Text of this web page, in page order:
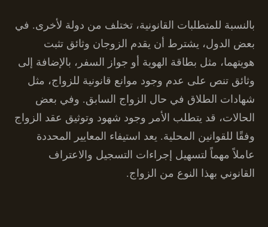
بالنسبة للمتطلبات القانونية، تختلف من دولة لأخرى. في
بعض الدول، يشترط أن يقدم الزوجان وثائق تثبت
هويتهما، مثل بطاقة الهوية أو جواز السفر، بالإضافة إلى
وثائق تنص على عدم وجود موانع قانونية للزواج، مثل
شهادات الطلاق في حال الزواج السابق. وفي بعض
الحالات، قد يتطلب الأمر وجود شهود وتوثيق عقد الزواج
وفقًا للقوانين المحلية. يعد استيفاء المعايير المحددة
عاملاً مهماً لتسهيل إجراءات التسجيل والاعتراف
القانوني بهذا النوع من الزواج.